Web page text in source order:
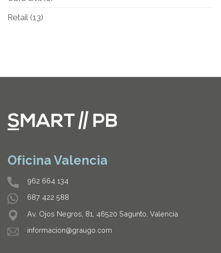
Retail (13)
Oficina Valencia
962 664 134
687 422 588
Av. Ojos Negros, 81, 46520 Sagunto, Valencia
informacion@graugo.com